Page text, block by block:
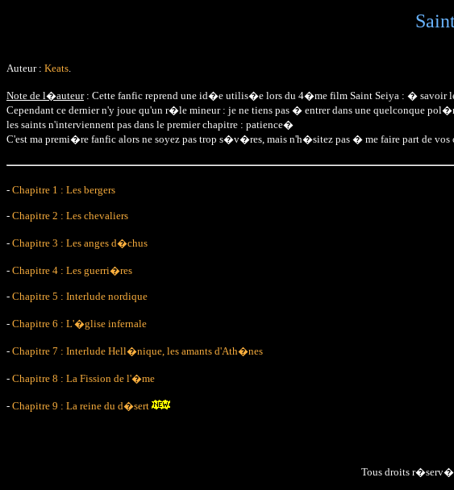
Auteur : Keats.
Note de l�auteur: Cette fanfic reprend une id�e utilis�e lors du 4�me film Saint Seiya : � savoir
Cependant ce dernier n'y joue qu'un r�le mineur : je ne tiens pas � entrer dans une quelconque
les saints n'interviennent pas dans le premier chapitre : patience�
C'est ma premi�re fanfic alors ne soyez pas trop s�v�res, mais n'h�sitez pas � me faire part de vos
- Chapitre 1 : Les bergers
- Chapitre 2 : Les chevaliers
- Chapitre 3 : Les anges d�chus
- Chapitre 4 : Les guerri�res
- Chapitre 5 : Interlude nordique
- Chapitre 6 : L'�glise infernale
- Chapitre 7 : Interlude Hell�nique, les amants d'Ath�nes
- Chapitre 8 : La Fission de l'�me
- Chapitre 9 : La reine du d�sert
Tous droits